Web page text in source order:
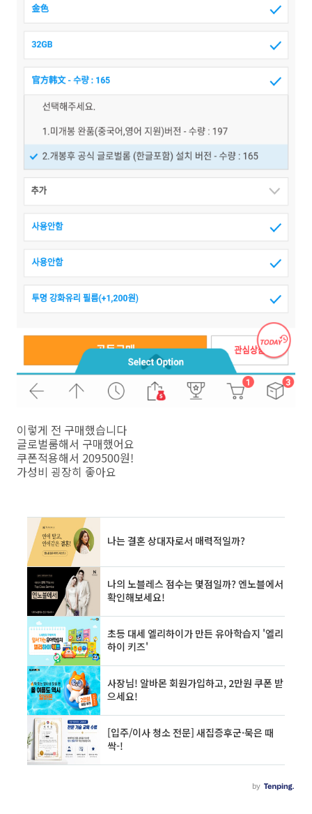
이렇게 전 구매했습니다
글로벌룸해서 구매했어요
쿠폰적용해서 209500원!
가성비 굉장히 좋아요